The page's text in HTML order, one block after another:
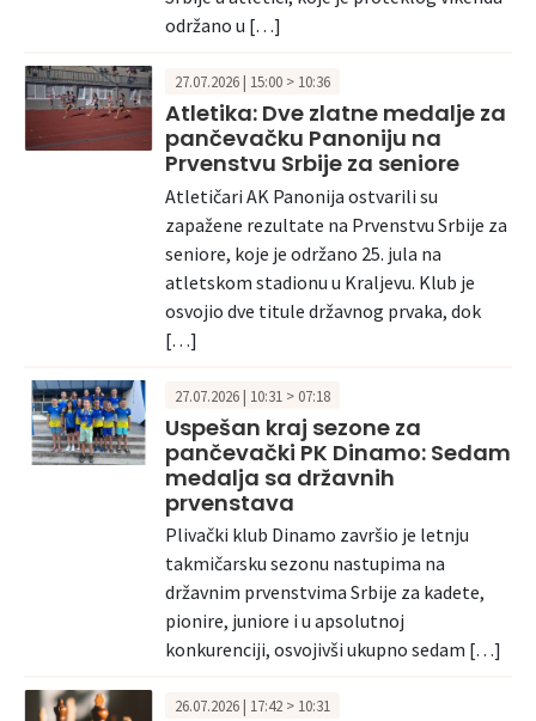
održano u […]
27.07.2026 | 15:00 > 10:36
Atletika: Dve zlatne medalje za
pančevačku Panoniju na
Prvenstvu Srbije za seniore
Atletičari AK Panonija ostvarili su
zapažene rezultate na Prvenstvu Srbije za
seniore, koje je održano 25. jula na
atletskom stadionu u Kraljevu. Klub je
osvojio dve titule državnog prvaka, dok
[…]
27.07.2026 | 10:31 > 07:18
Uspešan kraj sezone za
pančevački PK Dinamo: Sedam
medalja sa državnih
prvenstava
Plivački klub Dinamo završio je letnju
takmičarsku sezonu nastupima na
državnim prvenstvima Srbije za kadete,
pionire, juniore i u apsolutnoj
konkurenciji, osvojivši ukupno sedam […]
26.07.2026 | 17:42 > 10:31